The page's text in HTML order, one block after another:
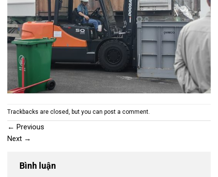
Trackbacks are closed, but you can post a comment.
← Previous
Next →
Bình luận